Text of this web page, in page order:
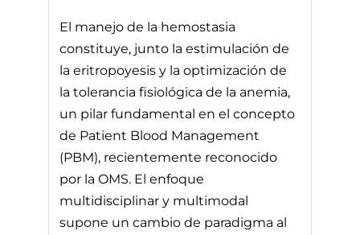
El manejo de la hemostasia
constituye, junto la estimulación de
la eritropoyesis y la optimización de
la tolerancia fisiológica de la anemia,
un pilar fundamental en el concepto
de Patient Blood Management
(PBM), recientemente reconocido
por la OMS. El enfoque
multidisciplinar y multimodal
supone un cambio de paradigma al